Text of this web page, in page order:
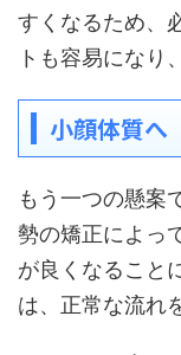
すくなるため、
トも容易になり
小顔体質へ
もう一つの懸案
勢の矯正によっ
が良くなること
は、正常な流れ